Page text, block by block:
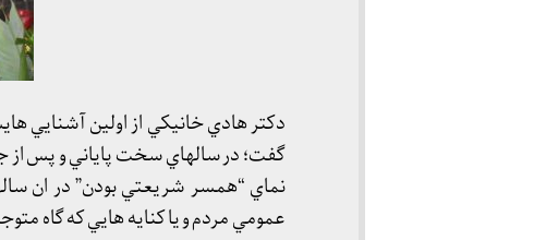
دكتر هادي خانيكي از اولين آشنايي
گفت؛ در سالهاي سخت پاياني و پس از
نماي “همسر شريعتي بودن” در ان
عمومي مردم و يا كنايه هايي كه گاه